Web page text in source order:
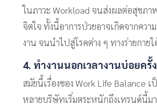
ในภาวะ Workload จนส่งผลต่อสุขภา
จิตใจ ทั้งนี้อาการป่วยอาจเกิดจากควา
งาน จนนำไปสู่โรคต่าง ๆ ทางร่ายกาย
4. ทำงานนอกเวลางานบ่อยครั้ง
สมัยนี้เรื่องของ Work Life Balance
หลายบริษัทเริ่มตระหนักถึงเทรนด์นี้ม